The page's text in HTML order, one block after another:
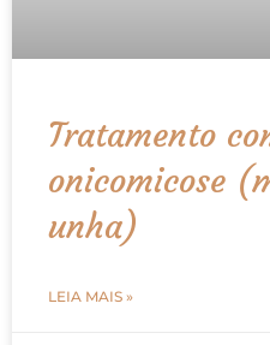
Tratamento
onicomicose
unha)
LEIA MAIS »